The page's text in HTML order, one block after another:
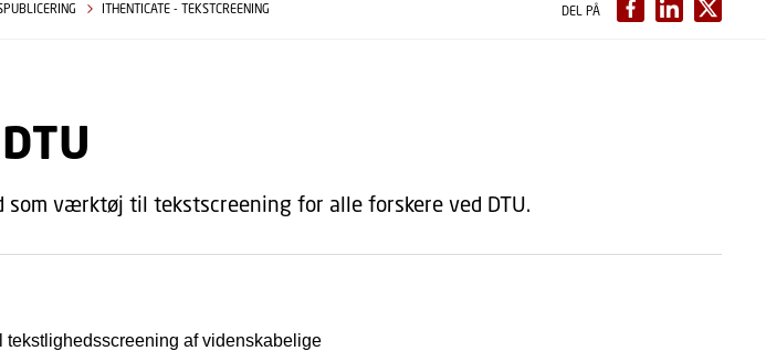
ITHENTICATE - TEKSTCREENING DEL PÅ
værktøj til tekstscreening for alle forskere ved DTU.
af videnskabelige